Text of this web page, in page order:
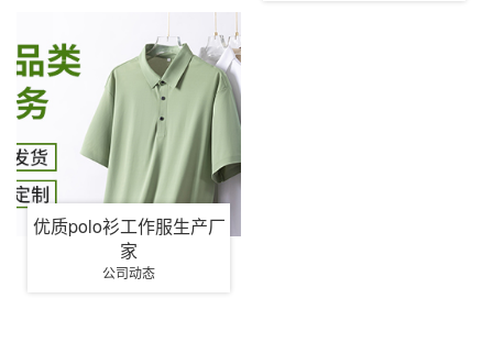
优质polo衫工作服生产厂
家
公司动态